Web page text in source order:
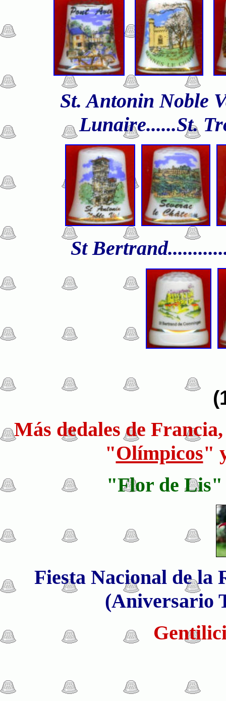
St. Antonin Noble
Lunaire......St.
St
Más dedales de
"Olímpicos"
"Flor de Lis"
Fiesta Nacional de la
(Aniversario